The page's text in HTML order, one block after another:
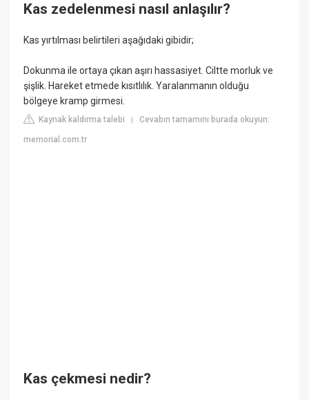
Kas zedelenmesi nasıl anlaşılır?
Kas yırtılması belirtileri aşağıdaki gibidir;
Dokunma ile ortaya çıkan aşırı hassasiyet. Ciltte morluk ve
şişlik. Hareket etmede kısıtlılık. Yaralanmanın olduğu
bölgeye kramp girmesi.
Kaynak kaldırma talebi |Cevabın tamamını burada okuyun:
memorial.com.tr
Kas çekmesi nedir?